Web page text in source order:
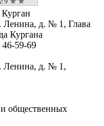
Ленина, д. № 1, Глава
Кургана
46-59-69
Ленина, д. № 1,
общественных